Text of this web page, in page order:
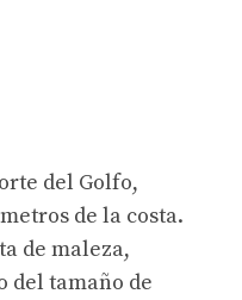
del Golfo,
de la costa.
de maleza,
del tamaño de